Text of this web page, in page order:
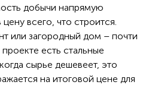
добычи напрямую
цену всего, что строится.
или загородный дом – почти
есть стальные
сырье дешевеет, это
на итоговой цене для